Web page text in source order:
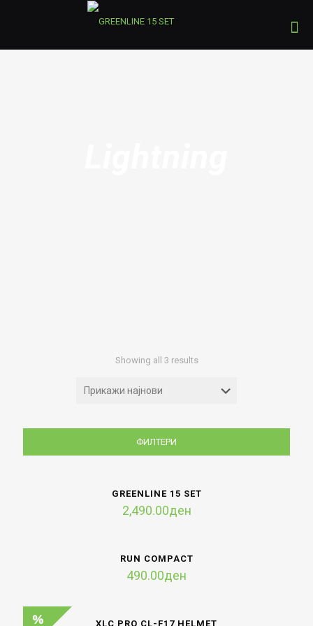
Showing all 3 resultsSorted
ФИЛТЕРИ
GREENLINE 15 SET
2,490.00ден
RUN COMPACT
490.00ден
XLC PRO CL-F17 HELMET